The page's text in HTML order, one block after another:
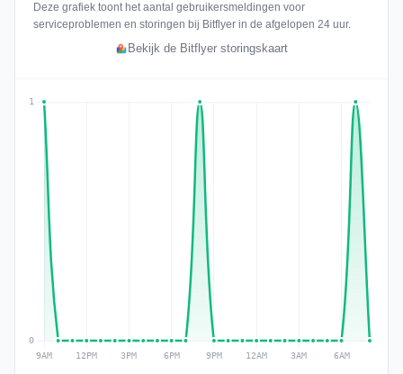
Deze grafiek toont het aantal gebruikersmeldingen voor
serviceproblemen en storingen bij Bitflyer in de afgelopen 24 uur.
Bekijk de Bitflyer storingskaart